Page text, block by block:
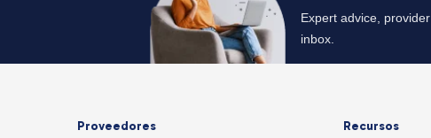
Proveedores Recursos